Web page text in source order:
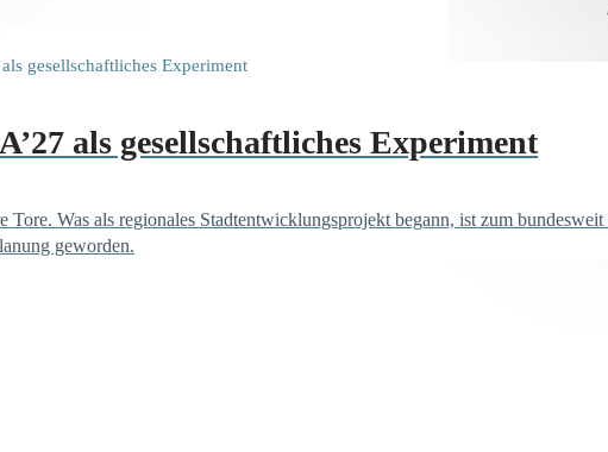
als gesellschaftliches Experiment
Tore. Was als regionales Stadtentwicklungsprojekt begann, ist zum
geworden.